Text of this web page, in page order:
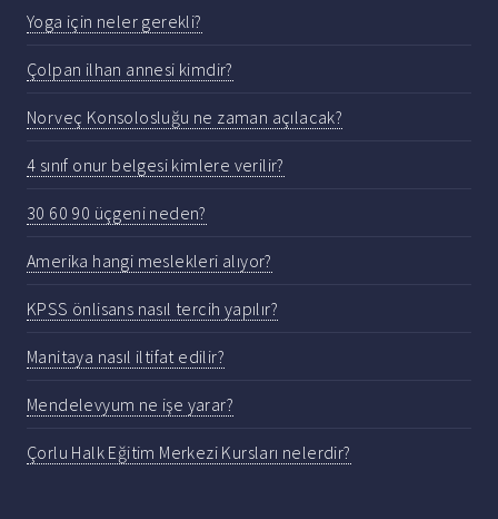
Yoga için neler gerekli?
Çolpan ilhan annesi kimdir?
Norveç Konsolosluğu ne zaman açılacak?
4 sınıf onur belgesi kimlere verilir?
30 60 90 üçgeni neden?
Amerika hangi meslekleri alıyor?
KPSS önlisans nasıl tercih yapılır?
Manitaya nasıl iltifat edilir?
Mendelevyum ne işe yarar?
Çorlu Halk Eğitim Merkezi Kursları nelerdir?